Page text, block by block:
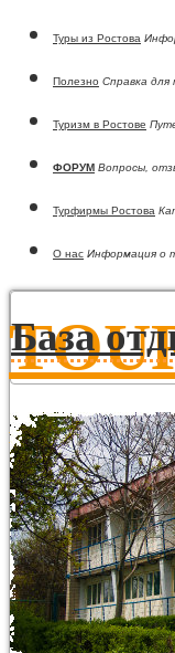
Туры из Ростова
Полезно Справка для
Туризм в Ростове
ФОРУМ Вопросы,
Турфирмы Ростова
О нас Информация о
Горящие туры из
База